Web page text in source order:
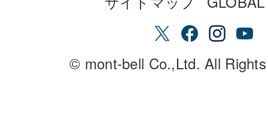
© mont-bell Co.,Ltd. All